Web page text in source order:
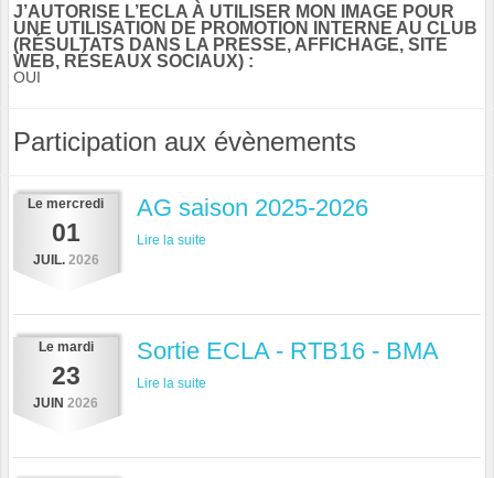
J’AUTORISE L’ECLA À UTILISER MON IMAGE POUR
UNE UTILISATION DE PROMOTION INTERNE AU CLUB
(RÉSULTATS DANS LA PRESSE, AFFICHAGE, SITE
WEB, RÉSEAUX SOCIAUX) :
OUI
Participation aux évènements
Le mercredi
01
JUIL. 2026
AG saison 2025-2026
Lire la suite
Le mardi
23
JUIN 2026
Sortie ECLA - RTB16 - BMA
Lire la suite